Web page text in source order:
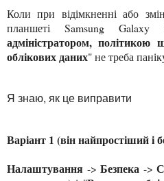
Коли при відімкненні або
планшеті Samsung
адміністратором,
облікових даних" не треба
Я знаю, як це виправити
Варіант 1 (він найпростіший і
Налаштування ->Безпека ->